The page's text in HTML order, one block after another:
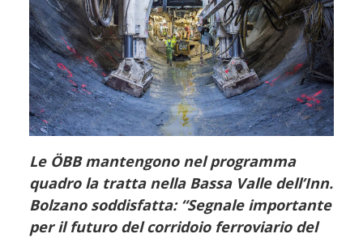
Le ÖBB mantengono nel programma
quadro la tratta nella Bassa Valle dell’Inn.
Bolzano soddisfatta: “Segnale importante
per il futuro del corridoio ferroviario del